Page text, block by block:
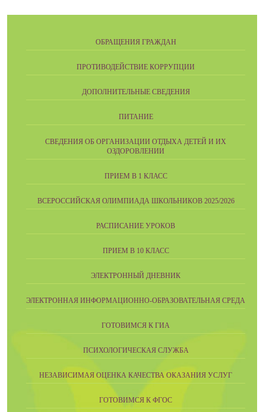
ОБРАЩЕНИЯ ГРАЖДАН
ПРОТИВОДЕЙСТВИЕ КОРРУПЦИИ
ДОПОЛНИТЕЛЬНЫЕ СВЕДЕНИЯ
ПИТАНИЕ
СВЕДЕНИЯ ОБ ОРГАНИЗАЦИИ ОТДЫХА ДЕТЕЙ И ИХ
ОЗДОРОВЛЕНИИ
ПРИЕМ В 1 КЛАСС
ВСЕРОССИЙСКАЯ ОЛИМПИАДА ШКОЛЬНИКОВ 2025/2026
РАСПИСАНИЕ УРОКОВ
ПРИЕМ В 10 КЛАСС
ЭЛЕКТРОННЫЙ ДНЕВНИК
ЭЛЕКТРОННАЯ ИНФОРМАЦИОННО-ОБРАЗОВАТЕЛЬНАЯ СРЕДА
ГОТОВИМСЯ К ГИА
ПСИХОЛОГИЧЕСКАЯ СЛУЖБА
НЕЗАВИСИМАЯ ОЦЕНКА КАЧЕСТВА ОКАЗАНИЯ УСЛУГ
ГОТОВИМСЯ К ФГОС